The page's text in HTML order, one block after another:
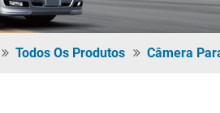
Todos Os Produtos Câmera